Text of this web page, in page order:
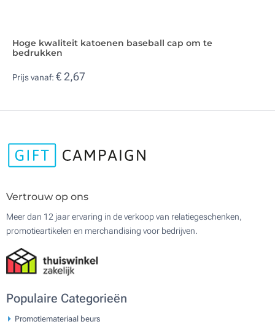
Hoge kwaliteit katoenen baseball cap om te
bedrukken
Prijs vanaf: € 2,67
Vertrouw op ons
Meer dan 12 jaar ervaring in de verkoop van relatiegeschenken,
promotieartikelen en merchandising voor bedrijven.
Populaire Categorieën
Promotiemateriaal beurs